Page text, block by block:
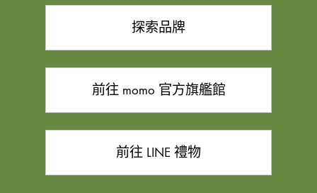
探索品牌
前往 momo 官方旗艦館
前往 LINE 禮物